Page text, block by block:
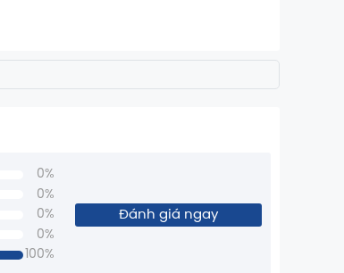
0%
0%
0%
0%
100%
Đánh giá ngay